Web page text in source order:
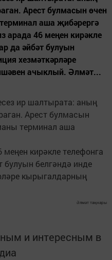
Арест булмасын өчен
аша җибәрергә
арада 46 меңен кирәкле
да әйбәт булуын
хезмәткәрләре
ачыклый. Әлмәт...
ир шалтырата: аның
Арест булмасын
терминал аша
кирәкле телефонга
булуын белгәндә инде
кырыгалдарның
Әлмәт таңнары
и интересным в